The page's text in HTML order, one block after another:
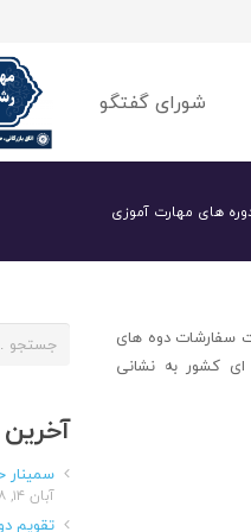
شورای گفتگو
های مهارت آموزی
سفارشات دوه های
کشور به نشانی
جستجو
آخرین
سمینار
آبان ۱۴, ۱۳۹۸
تقویم